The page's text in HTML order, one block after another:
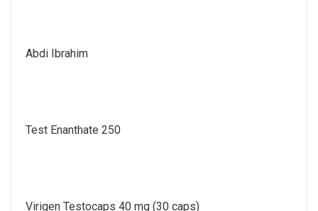
Abdi Ibrahim
Test Enanthate 250
Virigen Testocaps 40 mg (30 caps)